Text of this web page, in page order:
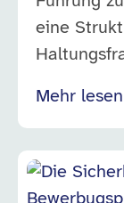
eine
Mehr lesen